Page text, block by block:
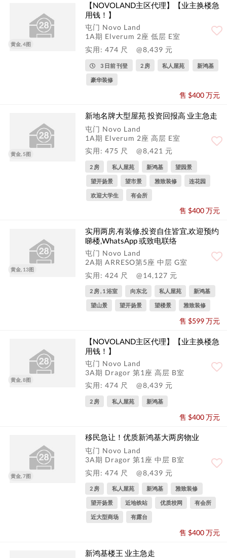
黄金, 4图
【NOVOLAND主区代理】【业主换楼急
用钱！】
屯门 Novo Land
1A期 Elverum 2座 低层 E室
实用: 474 尺
@8,439 元
3 日前 刊登 2 房 私人屋苑 新鸿基
豪华装修
售 $400 万元
黄金, 5图
新地名牌大型屋苑 投资回报高 业主急走
屯门 Novo Land
1A期 Elverum 2座 高层 E室
实用: 475 尺
@8,421 元
2 房 私人屋苑 新鸿基 望园景
望开扬景 望市景 雅致装修 连花园
欢迎大学生 有会所
售 $400 万元
黄金, 13图
实用两房,有装修,投资自住皆宜,欢迎预约
睇楼,WhatsApp 或致电联络
屯门 Novo Land
2A期 ARRESO第5座 中层 G室
实用: 424 尺
@14,127 元
2 房 , 1 浴室 向东北 私人屋苑 新鸿基
望山景 望开扬景 望楼景 雅致装修
售 $599 万元
黄金, 8图
【NOVOLAND主区代理】【业主换楼急
用钱！】
屯门 Novo Land
3A期 Dragor 第1座 高层 B室
实用: 474 尺
@8,439 元
2 房 私人屋苑 新鸿基
售 $400 万元
黄金, 7图
移民急让！优质新鸿基大两房物业
屯门 Novo Land
3A期 Dragor 第1座 中层 B室
实用: 474 尺
@8,439 元
2 房 私人屋苑 新鸿基 雅致装修
望开扬景 近地铁站 优质校网 有会所
近大型商场 有露台
售 $400 万元
新鸿基楼王 业主急走